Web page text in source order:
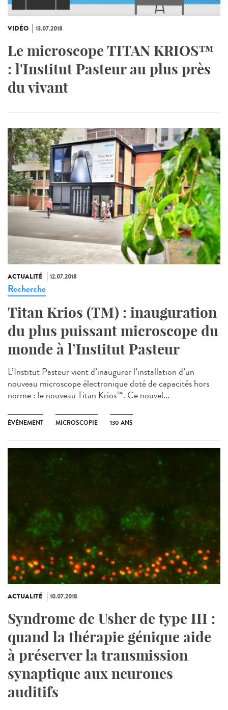
VIDÉO 13.07.2018
Le microscope TITAN KRIOS™
: l'Institut Pasteur au plus près
du vivant
ACTUALITÉ 12.07.2018
Recherche
Titan Krios (TM) : inauguration
du plus puissant microscope du
monde à l’Institut Pasteur
L’Institut Pasteur vient d’inaugurer l’installation d’un
nouveau microscope électronique doté de capacités hors
norme : le nouveau Titan Krios™. Ce nouvel...
ÉVÉNEMENT MICROSCOPIE 130 ANS
ACTUALITÉ 10.07.2018
Syndrome de Usher de type III :
quand la thérapie génique aide
à préserver la transmission
synaptique aux neurones
auditifs